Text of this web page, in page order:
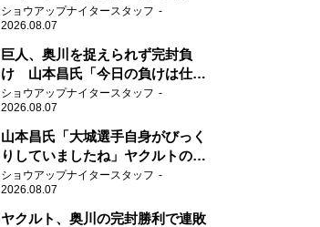
新人王候補
ショウアップナイタースタッフ
2026.08.07
巨人、奥川を捉えられず完封負
け 山本昌氏「今日の負けは仕方
がない」
ショウアップナイタースタッフ
2026.08.07
山本昌氏「大城選手自身がびっく
りしていましたね」ヤクルトのフ
ァースト・澤井の判断を評価
ショウアップナイタースタッフ
2026.08.07
ヤクルト、奥川の完封勝利で連敗